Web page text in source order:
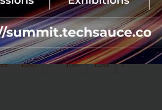
Techsauce Team
Hackathon LINE HACK
1060 ... 1067 1068 ›